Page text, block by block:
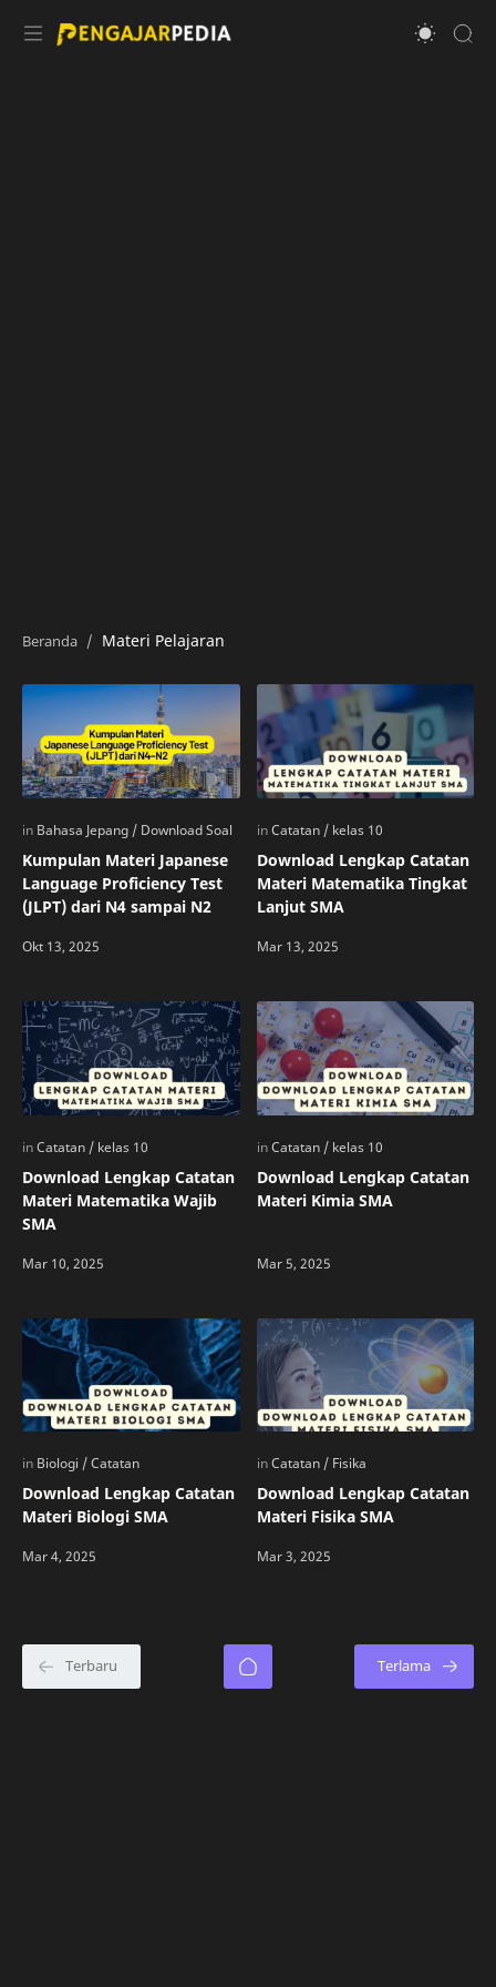
Materi Pelajaran
Kumpulan Materi Japanese
Language Proficiency Test
(JLPT) dari N4 sampai N2
Download Lengkap Catatan
Materi Matematika Tingkat
Lanjut SMA
Download Lengkap Catatan
Materi Matematika Wajib
SMA
Download Lengkap Catatan
Materi Kimia SMA
Download Lengkap Catatan
Materi Biologi SMA
Download Lengkap Catatan
Materi Fisika SMA